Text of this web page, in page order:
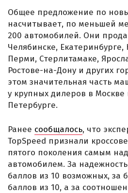
Общее предложение по
насчитывает, по меньшей
200 автомобилей. Они
Челябинске, Екатеринбурге,
Перми, Стерлитамаке,
Ростове-на-Дону и других
этом значительная часть
у крупных дилеров в Москве
Петербурге.
Ранее сообщалось, что
TopSpeed признали
пятого поколения самым
автомобилем. За
баллов из 10 возможных, за
баллов из 10, а за